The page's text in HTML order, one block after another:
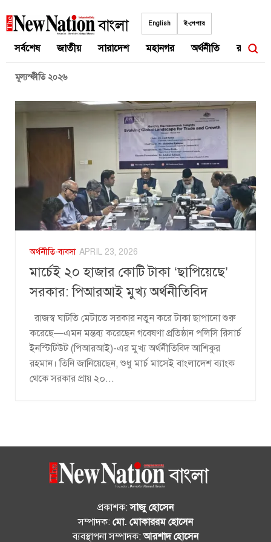
to
English ই-পেপার
সর্বশেষ জাতীয় সারাদেশ মহানগর অর্থনীতি রাজনীতি
মূল্যস্ফীতি ২০২৬
অর্থনীতি-ব্যবসা APRIL 23, 2026
মার্চেই ২০ হাজার কোটি টাকা ‘ছাপিয়েছে’
সরকার: পিআরআই মুখ্য অর্থনীতিবিদ
রাজস্ব ঘাটতি মেটাতে সরকার নতুন করে টাকা ছাপানো শুরু
করেছে—এমন মন্তব্য করেছেন গবেষণা প্রতিষ্ঠান পলিসি রিসার্চ
ইনস্টিটিউট (পিআরআই)-এর মুখ্য অর্থনীতিবিদ আশিকুর
রহমান। তিনি জানিয়েছেন, শুধু মার্চ মাসেই বাংলাদেশ ব্যাংক
থেকে সরকার প্রায় ২০...
প্রকাশক:সাজু হোসেন
সম্পাদক: মো. মোকাররম হোসেন
ব্যবস্থাপনা সম্পাদক:আরশাদ হোসেন